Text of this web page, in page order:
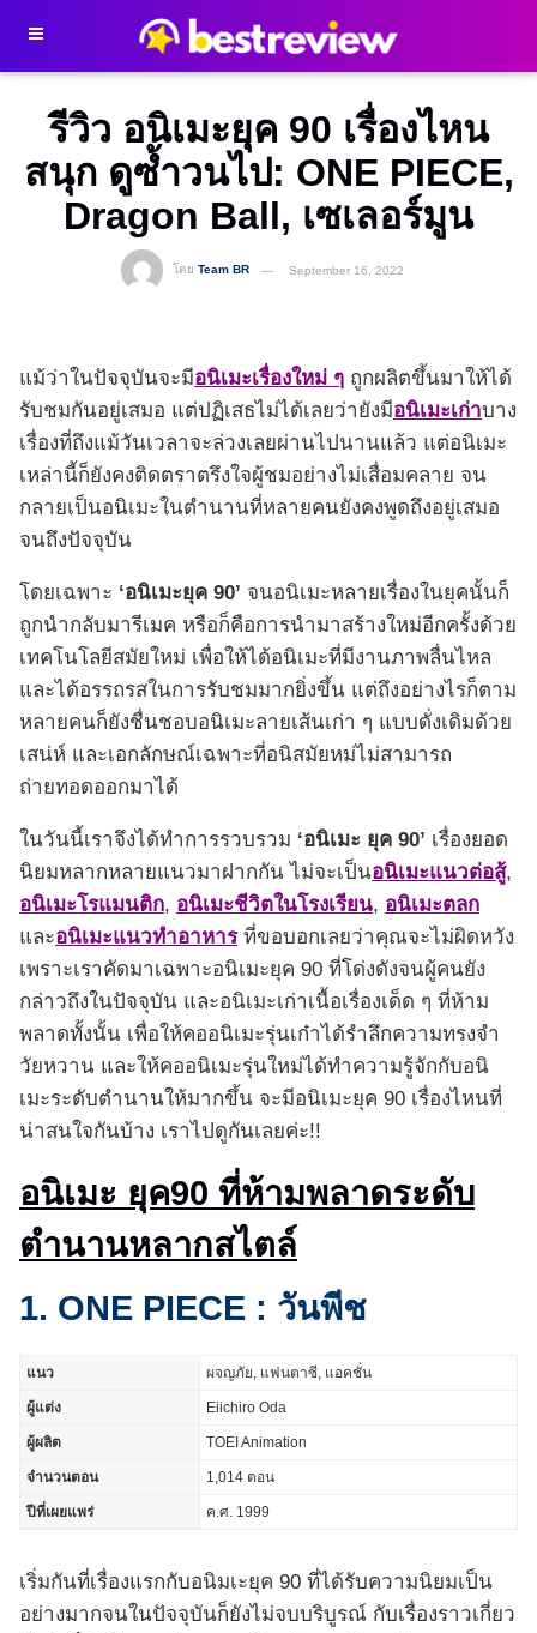
รีวิว อนิเมะยุค 90 เรื่องไหน
สนุก ดูซ้ำวนไป: ONE PIECE,
Dragon Ball, เซเลอร์มูน
โดย Team BR September 16, 2022
แม้ว่าในปัจจุบันจะมีอนิเมะเรื่องใหม่ ๆ ถูกผลิตขึ้นมาให้ได้
รับชมกันอยู่เสมอ แต่ปฏิเสธไม่ได้เลยว่ายังมีอนิเมะเก่าบาง
เรื่องที่ถึงแม้วันเวลาจะล่วงเลยผ่านไปนานแล้ว แต่อนิเมะ
เหล่านี้ก็ยังคงติดตราตรึงใจผู้ชมอย่างไม่เสื่อมคลาย จน
กลายเป็นอนิเมะในตำนานที่หลายคนยังคงพูดถึงอยู่เสมอ
จนถึงปัจจุบัน
โดยเฉพาะ ‘อนิเมะยุค 90’ จนอนิเมะหลายเรื่องในยุคนั้นก็
ถูกนำกลับมารีเมค หรือก็คือการนำมาสร้างใหม่อีกครั้งด้วย
เทคโนโลยีสมัยใหม่ เพื่อให้ได้อนิเมะที่มีงานภาพลื่นไหล
และได้อรรถรสในการรับชมมากยิ่งขึ้น แต่ถึงอย่างไรก็ตาม
หลายคนก็ยังชื่นชอบอนิเมะลายเส้นเก่า ๆ แบบดั่งเดิมด้วย
เสน่ห์ และเอกลักษณ์เฉพาะที่อนิสมัยหม่ไม่สามารถ
ถ่ายทอดออกมาได้
ในวันนี้เราจึงได้ทำการรวบรวม ‘อนิเมะ ยุค 90’ เรื่องยอด
นิยมหลากหลายแนวมาฝากกัน ไม่จะเป็นอนิเมะแนวต่อสู้,
อนิเมะโรแมนติก, อนิเมะชีวิตในโรงเรียน, อนิเมะตลก
และอนิเมะแนวทำอาหารที่ขอบอกเลยว่าคุณจะไม่ผิดหวัง
เพราะเราคัดมาเฉพาะอนิเมะยุค 90 ที่โด่งดังจนผู้คนยัง
กล่าวถึงในปัจจุบัน และอนิเมะเก่าเนื้อเรื่องเด็ด ๆ ที่ห้าม
พลาดทั้งนั้น เพื่อให้คออนิเมะรุ่นเก๋าได้รำลึกความทรงจำ
วัยหวาน และให้คออนิเมะรุ่นใหม่ได้ทำความรู้จักกับอนิ
เมะระดับตำนานให้มากขึ้น จะมีอนิเมะยุค 90 เรื่องไหนที่
น่าสนใจกันบ้าง เราไปดูกันเลยค่ะ!!
อนิเมะ ยุค90 ที่ห้ามพลาดระดับ
ตำนานหลากสไตล์
1. ONE PIECE : วันพีช
แนว ผจญภัย, แฟนตาซี, แอคชั่น
ผู้แต่ง Eiichiro Oda
ผู้ผลิต TOEI Animation
จำนวนตอน 1,014 ตอน
ปีที่เผยแพร่ ค.ศ. 1999
เริ่มกันที่เรื่องแรกกับอนิมเะยุค 90 ที่ได้รับความนิยมเป็น
อย่างมากจนในปัจจุบันก็ยังไม่จบบริบูรณ์ กับเรื่องราวเกี่ยว